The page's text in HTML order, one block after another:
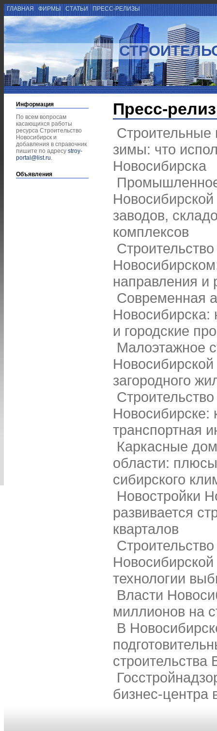
ГЛАВНАЯ ФИРМЫ СТАТЬИ ПРЕСС-РЕЛИЗЫ
Информация
По всем вопросам
касающихся работы
ресурса Строительство
Новосибирск и
добавления в справочник
пишите по адресу stroy-
portal@list.ru.
Объявления
Пресс-
Строительные
зимы: что
Новосибирска
заводов,
комплексов
направления и
Современная
и городские
Малоэтажное
загородного
Новосибирске:
транспортная
Каркасные
области:
сибирского
Новостройки
развивается
кварталов
технологии
Власти
миллионов на
В
строительства
бизнес-центра